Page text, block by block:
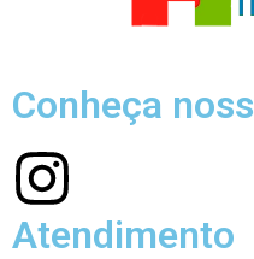
Conheça
Atendimento